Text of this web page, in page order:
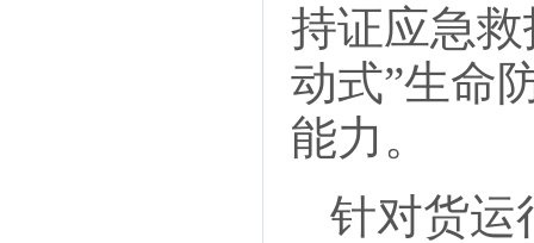
持证应急
动式”生命
能力。
针对货运